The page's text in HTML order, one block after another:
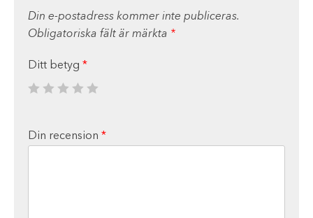
Din e-postadress kommer inte publiceras.
Obligatoriska fält är märkta *
Ditt betyg *
Din recension *